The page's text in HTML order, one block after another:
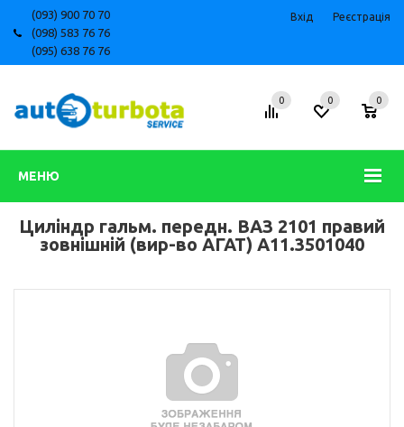
(093) 900 70 70
(098) 583 76 76
(095) 638 76 76
Вхід Реєстрація
МЕНЮ
0 0
0
Циліндр гальм. передн. ВАЗ 2101 правий
зовнішній (вир-во АГАТ) А11.3501040